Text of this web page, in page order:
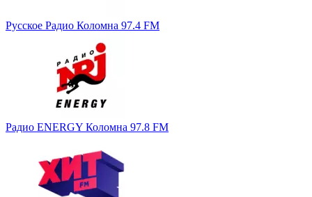
Русское Радио Коломна 97.4 FM
Радио ENERGY Коломна 97.8 FM